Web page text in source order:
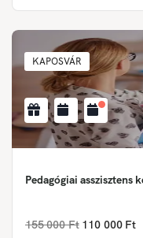
KAPOSVÁR
Pedagógiai asszisztens
155 000 Ft 110 000 Ft